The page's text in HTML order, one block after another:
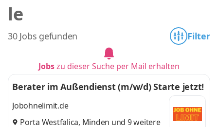
le
30 Jobs gefunden Filter
Jobszu dieser Suche per Mail erhalten
Berater im Außendienst (m/w/d) Starte jetzt!
Jobohnelimit.de
Porta Westfalica, Minden und 9 weitere